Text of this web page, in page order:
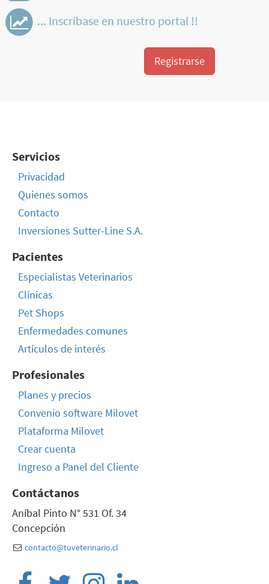
... Inscríbase en nuestro portal !!
Registrarse
Servicios
Privacidad
Quienes somos
Contacto
Inversiones Sutter-Line S.A.
Pacientes
Especialistas Veterinarios
Clínicas
Pet Shops
Enfermedades comunes
Artículos de interés
Profesionales
Planes y precios
Convenio software Milovet
Plataforma Milovet
Crear cuenta
Ingreso a Panel del Cliente
Contáctanos
Aníbal Pinto N° 531 Of. 34
Concepción
contacto@tuveterinario.cl